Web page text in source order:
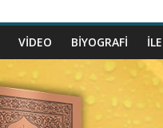
VIDEO BİYOGRAFİ